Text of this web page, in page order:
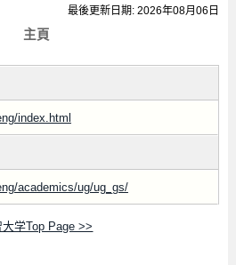
最後更新日期: 2026年08月06日
主頁
index.html
academics/ug/ug_gs/
大学Top Page >>